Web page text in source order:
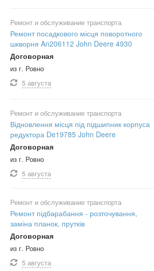
Ремонт и обслуживание транспорта
Ремонт посадкового місця поворотного
шкворня An206112 John Deere 4930
Договорная
из г. Ровно
5 августа
Ремонт и обслуживание транспорта
Відновлення місця під підшипник корпуса
редуктора De19785 John Deere
Договорная
из г. Ровно
5 августа
Ремонт и обслуживание транспорта
Ремонт підбарабання - розточування,
заміна планок, прутків
Договорная
из г. Ровно
5 августа